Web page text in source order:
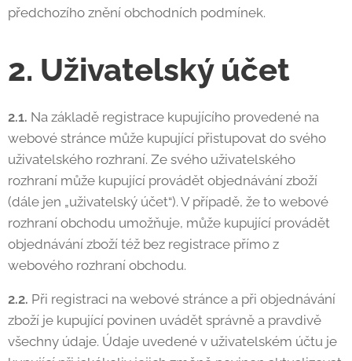
předchozího znění obchodních podmínek.
2. Uživatelský účet
2.1. Na základě registrace kupujícího provedené na
webové stránce může kupující přistupovat do svého
uživatelského rozhraní. Ze svého uživatelského
rozhraní může kupující provádět objednávání zboží
(dále jen „uživatelský účet“). V případě, že to webové
rozhraní obchodu umožňuje, může kupující provádět
objednávání zboží též bez registrace přímo z
webového rozhraní obchodu.
2.2. Při registraci na webové stránce a při objednávání
zboží je kupující povinen uvádět správně a pravdivě
všechny údaje. Údaje uvedené v uživatelském účtu je